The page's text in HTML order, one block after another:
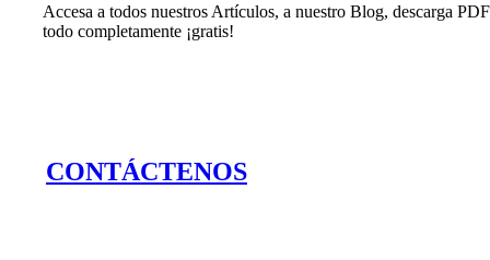
Accesa a todos nuestros Artículos, a nuestro Blog, descarga
todo completamente ¡gratis!
CONTÁCTENOS